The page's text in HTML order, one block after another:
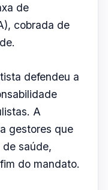
de
cobrada de
defendeu a
A
gestores que
de saúde,
do mandato.